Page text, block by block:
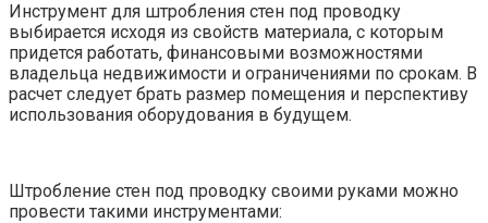
Инструмент для штробления стен под проводку
выбирается исходя из свойств материала, с которым
придется работать, финансовыми возможностями
владельца недвижимости и ограничениями по срокам. В
расчет следует брать размер помещения и перспективу
использования оборудования в будущем.
Штробление стен под проводку своими руками можно
провести такими инструментами: